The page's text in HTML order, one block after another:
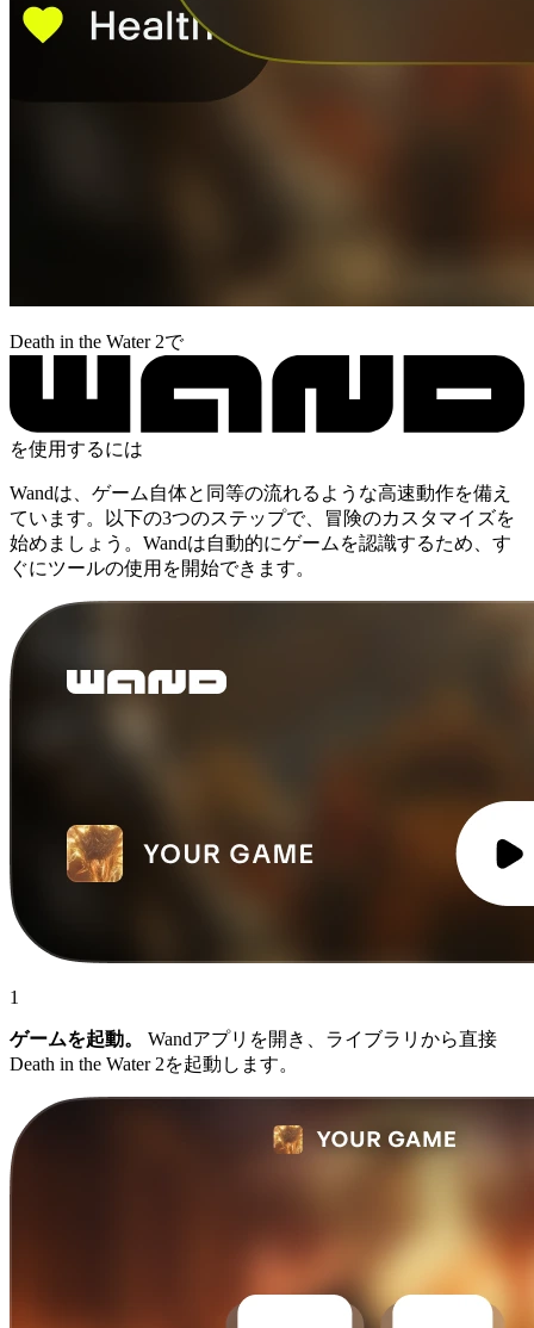
Death in the Water 2で
を使用するには
Wandは、ゲーム自体と同等の流れるような高速動作を備え
ています。以下の3つのステップで、冒険のカスタマイズを
始めましょう。Wandは自動的にゲームを認識するため、す
ぐにツールの使用を開始できます。
1
ゲームを起動。
Wandアプリを開き、ライブラリから直接
Death in the Water 2を起動します。